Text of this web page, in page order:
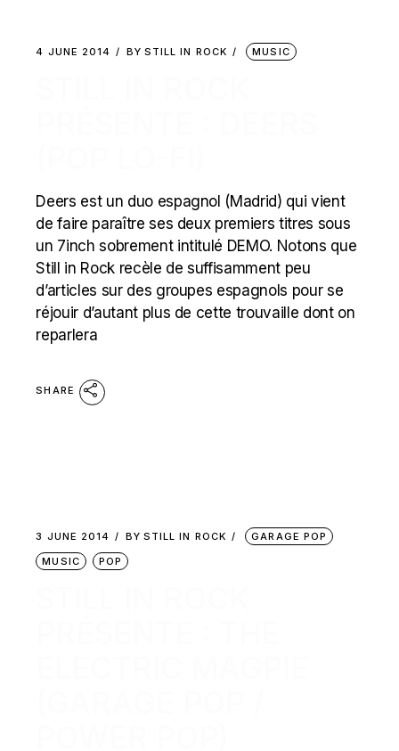
4 JUNE 2014 BY STILL IN ROCK MUSIC
Deers est un duo espagnol (Madrid) qui vient
de faire paraître ses deux premiers titres sous
un 7inch sobrement intitulé DEMO. Notons que
Still in Rock recèle de suffisamment peu
d’articles sur des groupes espagnols pour se
réjouir d’autant plus de cette trouvaille dont on
reparlera
SHARE
3 JUNE 2014 BY STILL IN ROCK
GARAGE POP
MUSIC
POP